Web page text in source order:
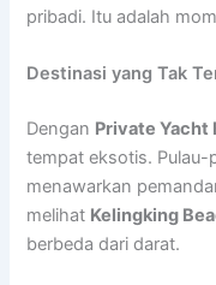
pribadi. Itu adalah
Destinasi yang Tak
Dengan Private Yacht
tempat eksotis. Pulau-
menawarkan
melihat Kelingking
berbeda dari darat.